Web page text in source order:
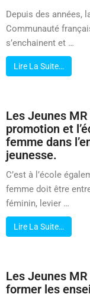
Depuis des années,
Communauté
s’enchainent et …
Lire La Suite…
Les Jeunes
promotion et
femme dans
jeunesse.
C’est à l’école
femme doit être
féminin, levier …
Lire La Suite…
Les Jeunes
former les